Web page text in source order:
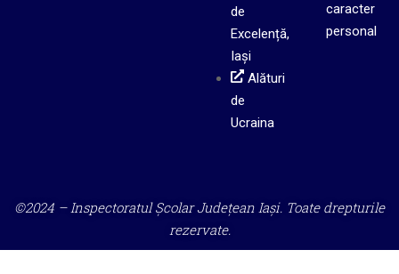
de
Excelență,
Iași
Alături
de
Ucraina
caracter
personal
©2024 – Inspectoratul Școlar Județean Iași. Toate drepturile
rezervate.